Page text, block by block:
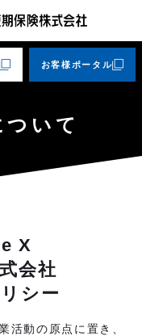
お客様ポータル
いて
X
会社
シー
活動の原点に置き、